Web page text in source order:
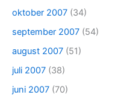
oktober 2007 (34)
september 2007 (54)
august 2007 (51)
juli 2007 (38)
juni 2007 (70)